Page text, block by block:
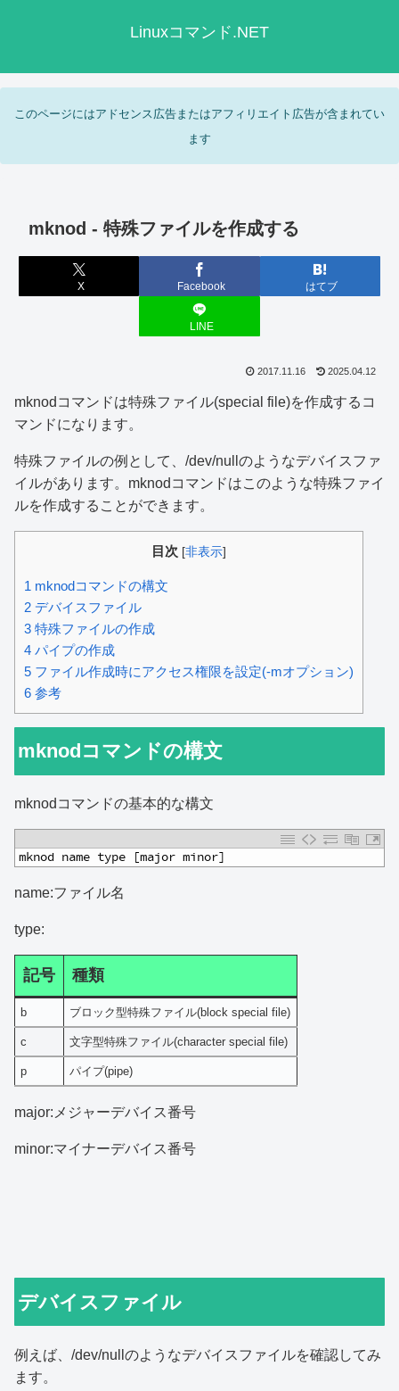
Linuxコマンド.NET
このページにはアドセンス広告またはアフィリエイト広告が含まれてい
ます
mknod - 特殊ファイルを作成する
X Facebook はてブ
LINE
2017.11.16 2025.04.12
mknodコマンドは特殊ファイル(special file)を作成するコ
マンドになります。
特殊ファイルの例として、/dev/nullのようなデバイスファ
イルがあります。mknodコマンドはこのような特殊ファイ
ルを作成することができます。
目次 [非表示]
1 mknodコマンドの構文
2 デバイスファイル
3 特殊ファイルの作成
4 パイプの作成
5 ファイル作成時にアクセス権限を設定(-mオプション)
6 参考
mknodコマンドの構文
mknodコマンドの基本的な構文
mknod name type [major minor]
name:ファイル名
type:
記号 種類
b ブロック型特殊ファイル(block special file)
c 文字型特殊ファイル(character special file)
p パイプ(pipe)
major:メジャーデバイス番号
minor:マイナーデバイス番号
デバイスファイル
例えば、/dev/nullのようなデバイスファイルを確認してみ
ます。